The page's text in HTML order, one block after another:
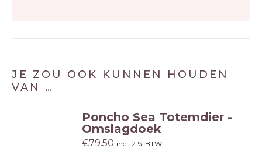
JE ZOU OOK KUNNEN HOUDEN
VAN …
Poncho Sea Totemdier -
Omslagdoek
€79.50 incl. 21% BTW